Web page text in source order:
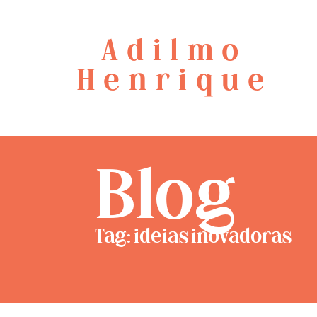
Adilmo
Henrique
Blog
Tag: ideias inovadoras